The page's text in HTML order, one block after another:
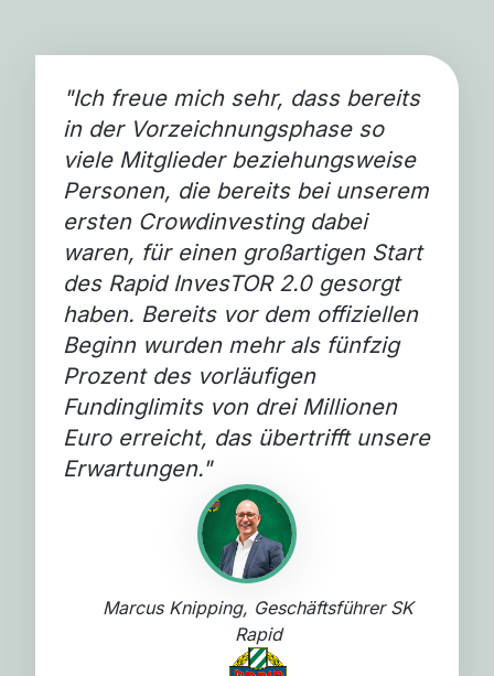
"Ich freue mich sehr, dass bereits
in der Vorzeichnungsphase so
viele Mitglieder beziehungsweise
Personen, die bereits bei unserem
ersten Crowdinvesting dabei
waren, für einen großartigen Start
des Rapid InvesTOR 2.0 gesorgt
haben. Bereits vor dem offiziellen
Beginn wurden mehr als fünfzig
Prozent des vorläufigen
Fundinglimits von drei Millionen
Euro erreicht, das übertrifft unsere
Erwartungen."
Marcus Knipping, Geschäftsführer SK
Rapid